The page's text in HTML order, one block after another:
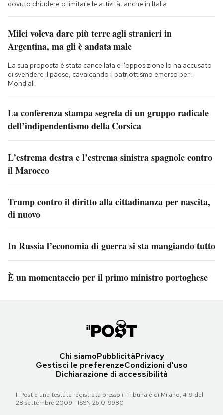
dovuto chiudere o limitare le attività, anche in Italia
Milei voleva dare più terre agli stranieri in
Argentina, ma gli è andata male
La sua proposta è stata cancellata e l’opposizione lo ha accusato
di svendere il paese, cavalcando il patriottismo emerso per i
Mondiali
La conferenza stampa segreta di un gruppo radicale
dell’indipendentismo della Corsica
L’estrema destra e l’estrema sinistra spagnole contro
il Marocco
Trump contro il diritto alla cittadinanza per nascita,
di nuovo
In Russia l’economia di guerra si sta mangiando tutto
È un momentaccio per il primo ministro portoghese
Chi siamoPubblicitàPrivacy
Gestisci le preferenzeCondizioni d'uso
Dichiarazione di accessibilità
Il Post è una testata registrata presso il Tribunale di Milano, 419 del
28 settembre 2009 - ISSN 2610-9980